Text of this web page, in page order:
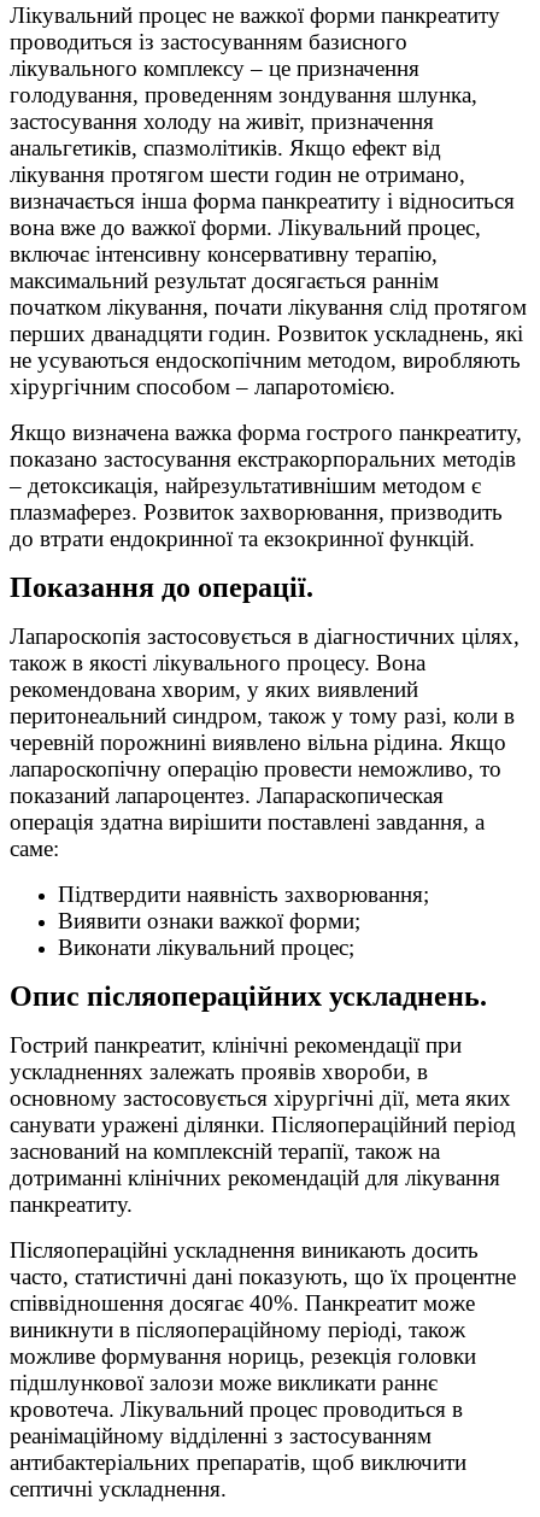
Лікувальний процес не важкої форми панкреатиту
проводиться із застосуванням базисного
лікувального комплексу – це призначення
голодування, проведенням зондування шлунка,
застосування холоду на живіт, призначення
анальгетиків, спазмолітиків. Якщо ефект від
лікування протягом шести годин не отримано,
визначається інша форма панкреатиту і відноситься
вона вже до важкої форми. Лікувальний процес,
включає інтенсивну консервативну терапію,
максимальний результат досягається раннім
початком лікування, почати лікування слід протягом
перших дванадцяти годин. Розвиток ускладнень, які
не усуваються ендоскопічним методом, виробляють
хірургічним способом – лапаротомією.
Якщо визначена важка форма гострого панкреатиту,
показано застосування екстракорпоральних методів
– детоксикація, найрезультативнішим методом є
плазмаферез. Розвиток захворювання, призводить
до втрати ендокринної та екзокринної функцій.
Показання до операції.
Лапароскопія застосовується в діагностичних цілях,
також в якості лікувального процесу. Вона
рекомендована хворим, у яких виявлений
перитонеальний синдром, також у тому разі, коли в
черевній порожнині виявлено вільна рідина. Якщо
лапароскопічну операцію провести неможливо, то
показаний лапароцентез. Лапараскопическая
операція здатна вирішити поставлені завдання, а
саме:
Підтвердити наявність захворювання;
Виявити ознаки важкої форми;
Виконати лікувальний процес;
Опис післяопераційних ускладнень.
Гострий панкреатит, клінічні рекомендації при
ускладненнях залежать проявів хвороби, в
основному застосовується хірургічні дії, мета яких
санувати уражені ділянки. Післяопераційний період
заснований на комплексній терапії, також на
дотриманні клінічних рекомендацій для лікування
панкреатиту.
Післяопераційні ускладнення виникають досить
часто, статистичні дані показують, що їх процентне
співвідношення досягає 40%. Панкреатит може
виникнути в післяопераційному періоді, також
можливе формування нориць, резекція головки
підшлункової залози може викликати раннє
кровотеча. Лікувальний процес проводиться в
реанімаційному відділенні з застосуванням
антибактеріальних препаратів, щоб виключити
септичні ускладнення.